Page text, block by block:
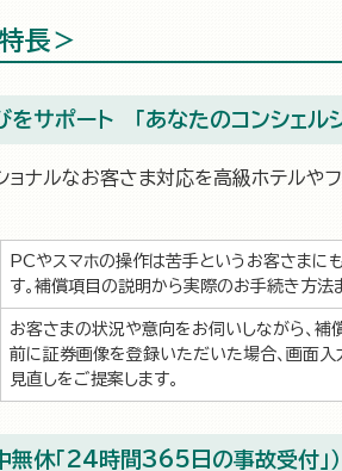
長＞
をサポート 「あなたのコンシェル
ナルなお客さま対応を高級ホテルや
PCやスマホの操作は苦手というお客さまに
す。補償項目の説明から実際のお手続き方法ま
お客さまの状況や意向をお伺いしながら、補
前に証券画像を登録いただいた場合、画面入
見直しをご提案します。
無休「24時間365日の事故受付」）